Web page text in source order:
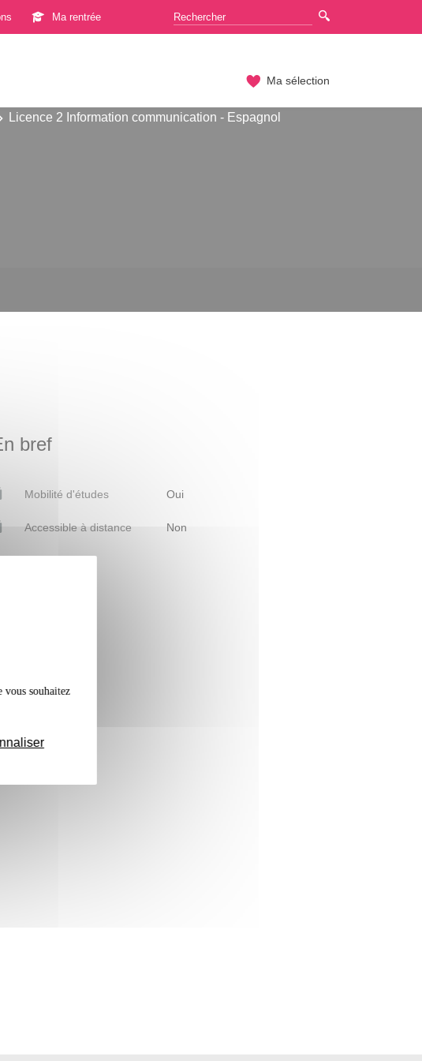
Ma rentrée
Ma sélection
Licence 2 Information communication - Espagnol
bref
Mobilité d'études Oui
Accessible à distance Non
vous souhaitez